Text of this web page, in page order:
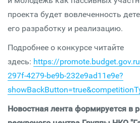
проекта будет вовлеченность
его разработку и реализацию.
Подробнее о конкурсе читайте
здесь: https://
297f-4279-be9b-232e9ad11e9e?
Новостная лента формируется в